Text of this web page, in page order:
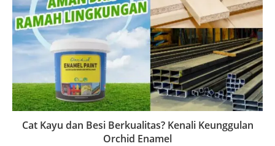
Cat Kayu dan Besi Berkualitas? Kenali Keunggulan
Orchid Enamel